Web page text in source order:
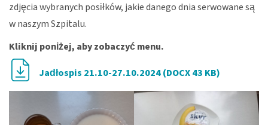
zdjęcia wybranych posiłków, jakie danego dnia serwowane są
w naszym Szpitalu.
Kliknij poniżej, aby zobaczyć menu.
Jadłospis 21.10-27.10.2024 (DOCX 43 KB)